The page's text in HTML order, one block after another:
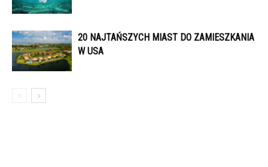
20 NAJTAŃSZYCH MIAST DO ZAMIESZKANIA
W USA